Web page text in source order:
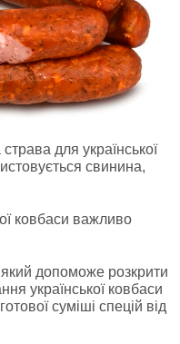
для української
свинина,
ковбаси важливо
допоможе розкрити
української ковбаси
суміші спецій від